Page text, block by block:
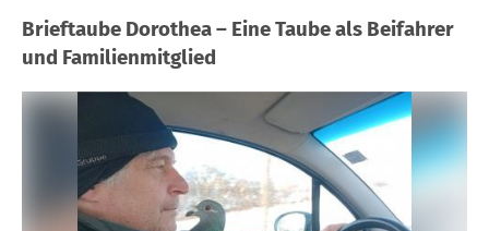
Brieftaube Dorothea – Eine Taube als Beifahrer
und Familienmitglied